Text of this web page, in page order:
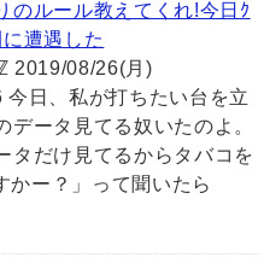
のルール教えてくれ!今日ｸ
遭遇した
2019/08/26(月)
今日、私が打ちたい台を立
データ見てる奴いたのよ。
タだけ見てるからタバコを
かー？」って聞いたら